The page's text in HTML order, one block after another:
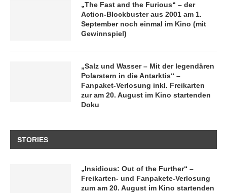
„The Fast and the Furious“ – der
Action-Blockbuster aus 2001 am 1.
September noch einmal im Kino (mit
Gewinnspiel)
„Salz und Wasser – Mit der legendären
Polarstern in die Antarktis“ –
Fanpaket-Verlosung inkl. Freikarten
zur am 20. August im Kino startenden
Doku
STORIES
„Insidious: Out of the Further“ –
Freikarten- und Fanpakete-Verlosung
zum am 20. August im Kino startenden